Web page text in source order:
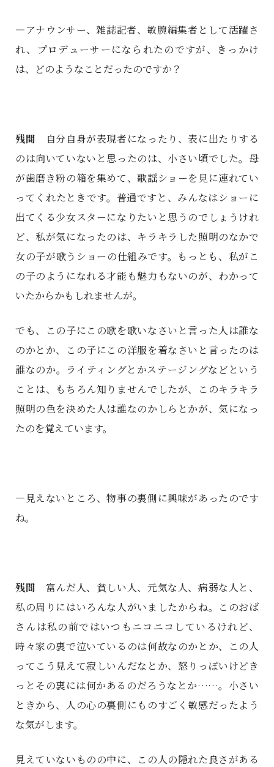
―アナウンサー、雑誌記者、敏腕編集者として活躍さ
れ、プロデューサーになられたのですが、きっかけ
は、どのようなことだったのですか？
残間 自分自身が表現者になったり、表に出たりする
のは向いていないと思ったのは、小さい頃でした。母
が歯磨き粉の箱を集めて、歌謡ショーを見に連れてい
ってくれたときです。普通ですと、みんなはショーに
出てくる少女スターになりたいと思うのでしょうけれ
ど、私が気になったのは、キラキラした照明のなかで
女の子が歌うショーの仕組みです。もっとも、私がこ
の子のようになれる才能も魅力もないのが、わかって
いたからかもしれませんが。
でも、この子にこの歌を歌いなさいと言った人は誰な
のかとか、この子にこの洋服を着なさいと言ったのは
誰なのか。ライティングとかステージングなどという
ことは、もちろん知りませんでしたが、このキラキラ
照明の色を決めた人は誰なのかしらとかが、気になっ
たのを覚えています。
―見えないところ、物事の裏側に興味があったのです
ね。
残間 富んだ人、貧しい人、元気な人、病弱な人と、
私の周りにはいろんな人がいましたからね。このおば
さんは私の前ではいつもニコニコしているけれど、
時々家の裏で泣いているのは何故なのかとか、この人
ってこう見えて寂しいんだなとか、怒りっぽいけどき
っとその裏には何かあるのだろうなとか……。小さい
ときから、人の心の裏側にものすごく敏感だったよう
な気がします。
見えていないものの中に、この人の隠れた良さがある